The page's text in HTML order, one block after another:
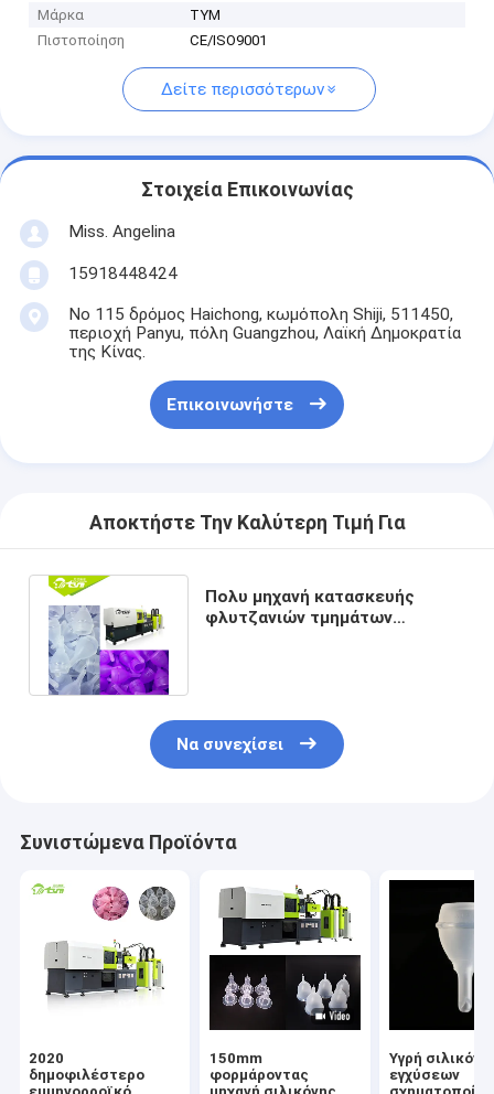
Μάρκα
TYM
Πιστοποίηση
CE/ISO9001
Δείτε περισσότερων
Στοιχεία Επικοινωνίας
Miss. Angelina
15918448424
Νο 115 δρόμος Haichong, κωμόπολη Shiji, 511450,
περιοχή Panyu, πόλη Guangzhou, Λαϊκή Δημοκρατία
της Κίνας.
Επικοινωνήστε
Αποκτήστε Την Καλύτερη Τιμή Για
Πολυ μηχανή κατασκευής
φλυτζανιών τμημάτων
Να συνεχίσει
Συνιστώμενα Προϊόντα
2020
δημοφιλέστερο
150mm
φορμάροντας
Υγρή
εγχύσεων